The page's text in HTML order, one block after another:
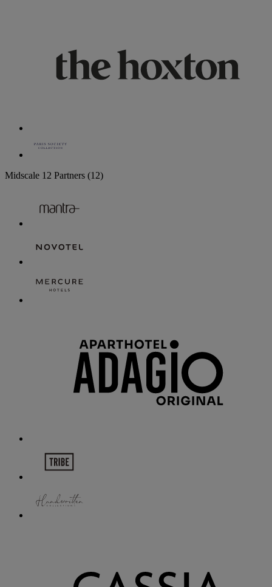
Midscale 12 Partners (12)